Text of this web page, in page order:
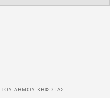
ΔΉΜΟΥ ΚΗΦΙΣΙΆΣ